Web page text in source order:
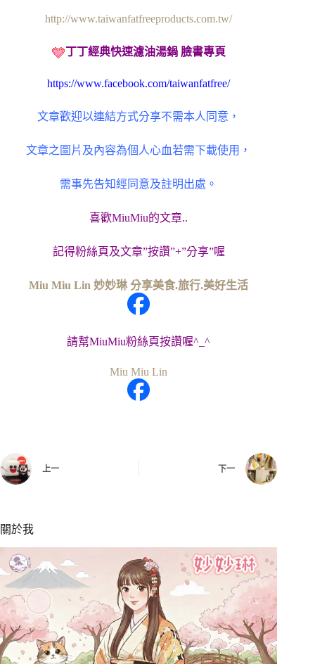
http://www.taiwanfatfreeproducts.com.tw/
丁丁經典快速濾油湯鍋臉書專頁
https://www.facebook.com/taiwanfatfree/
文章歡迎以連結方式分享不需本人同意，
文章之圖片及內容為個人心血若需下載使用，
需事先告知經同意及註明出處。
喜歡MiuMiu的文章..
記得粉絲頁及文章”按讚”+”分享”喔
Miu Miu Lin 妙妙琳 分享美食.旅行.美好生活
請幫MiuMiu粉絲頁按讚喔^_^
Miu Miu Lin
上一 下一
關於我